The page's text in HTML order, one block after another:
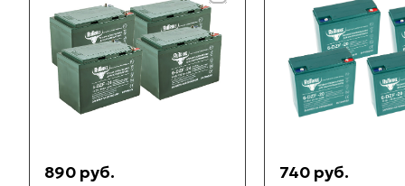
890 руб. 740 руб.